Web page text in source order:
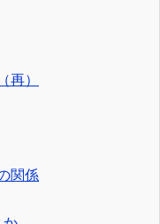
再）
関係